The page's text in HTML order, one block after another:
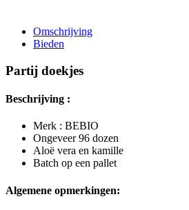
Omschrijving
Bieden
Partij doekjes
Beschrijving :
Merk : BEBIO
Ongeveer 96 dozen
Aloë vera en kamille
Batch op een pallet
Algemene opmerkingen: